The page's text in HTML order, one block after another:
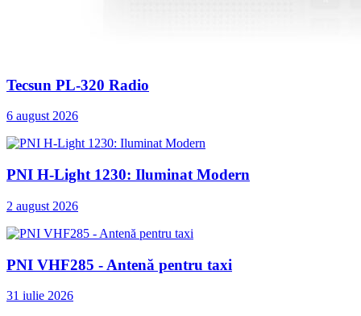
Tecsun PL-320 Radio
6 august 2026
PNI H-Light 1230: Iluminat Modern
2 august 2026
PNI VHF285 - Antenă pentru taxi
31 iulie 2026